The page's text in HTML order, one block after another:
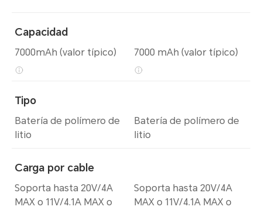
Capacidad
7000mAh (valor típico)
Tipo
Batería de polímero de
litio
Carga por cable
Soporta hasta 20V/4A
MAX o 11V/4.1A MAX o
7000 mAh (valor típico)
Batería de polímero de
litio
Soporta hasta 20V/4A
MAX o 11V/4.1A MAX o